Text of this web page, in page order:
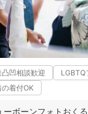
凸凹相談歓迎
LGBTQ
の着付OK
ーボーンフォトおく